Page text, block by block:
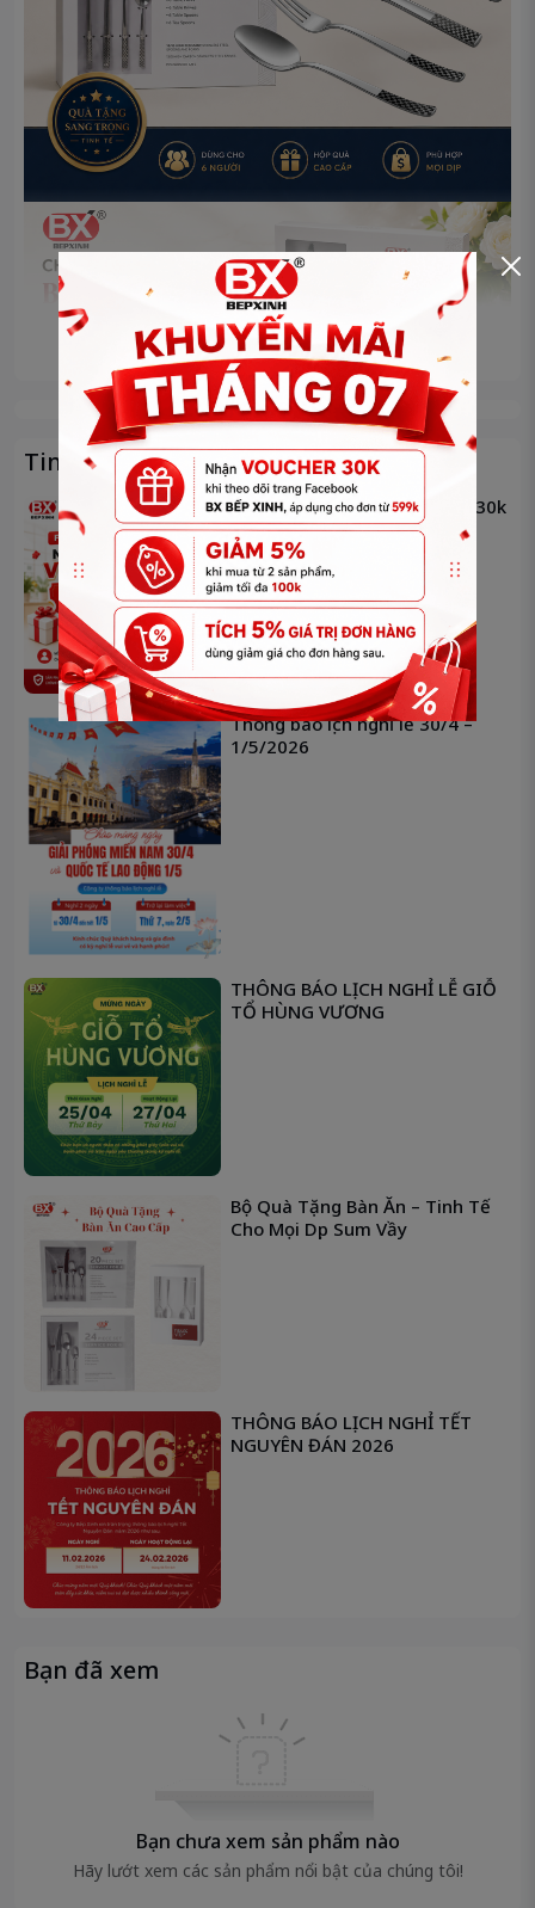
BỘ QUÀ TẶNG GLORY CARO 24 MÓN – KHẮC
LASER TINH XẢO, SANG TRỌNG ĐẲNG CẤP
Tạo dấu ấn khác biệt cho bàn ăn với họa tiết caro
còn là điểm nhấn thẩm mỹ cho không gian sống.
THÔNG TIN SẢN PHẨM
Xem thêm
Tin tức về sản phẩm
Follow Page - Nhận Voucher 30k
Thông báo lịch nghỉ lễ 30/4 –
1/5/2026
THÔNG BÁO LỊCH NGHỈ LỄ GIỖ
TỔ HÙNG VƯƠNG
Bộ Quà Tặng Bàn Ăn – Tinh Tế
Cho Mọi Dịp Sum Vầy
THÔNG BÁO LỊCH NGHỈ TẾT
NGUYÊN ĐÁN 2026
Bạn đã xem
Bạn chưa xem sản phẩm nào
Hãy lướt xem các sản phẩm nổi bật của chúng tôi!